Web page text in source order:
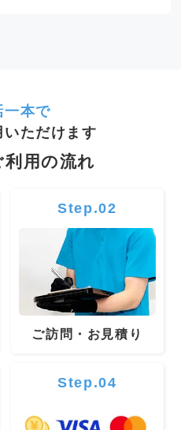
一本で
いただけます
用の流れ
Step.02
ご訪問・お見積り
Step.04